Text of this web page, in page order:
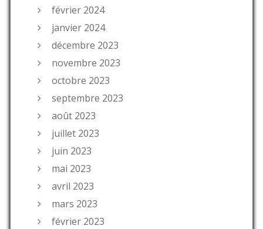
février 2024
janvier 2024
décembre 2023
novembre 2023
octobre 2023
septembre 2023
août 2023
juillet 2023
juin 2023
mai 2023
avril 2023
mars 2023
février 2023